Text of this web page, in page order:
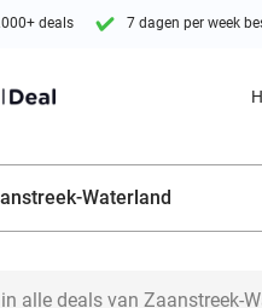
deals 7 dagen per week
Waterland